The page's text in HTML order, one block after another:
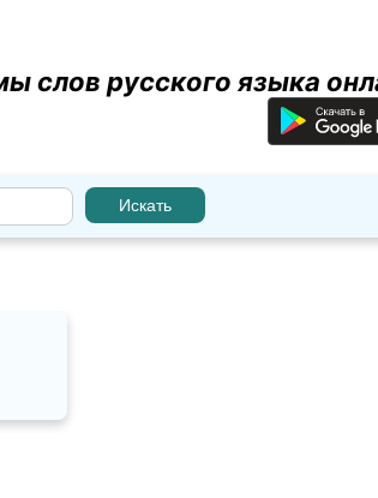
слов русского языка